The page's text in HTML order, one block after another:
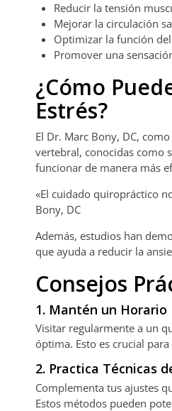
Reducir la tensión
Mejorar la circulación
Optimizar la función
Promover una
¿Cómo
Estrés?
El Dr. Marc Bony, DC,
vertebral, conocidas como
funcionar de manera más
«El cuidado quiropráctico
Bony, DC
Además, estudios han
que ayuda a reducir la
Consejos
1. Mantén un Horario
Visitar regularmente a un
óptima. Esto es crucial
2. Practica Técnicas
Complementa tus ajustes
Estos métodos pueden